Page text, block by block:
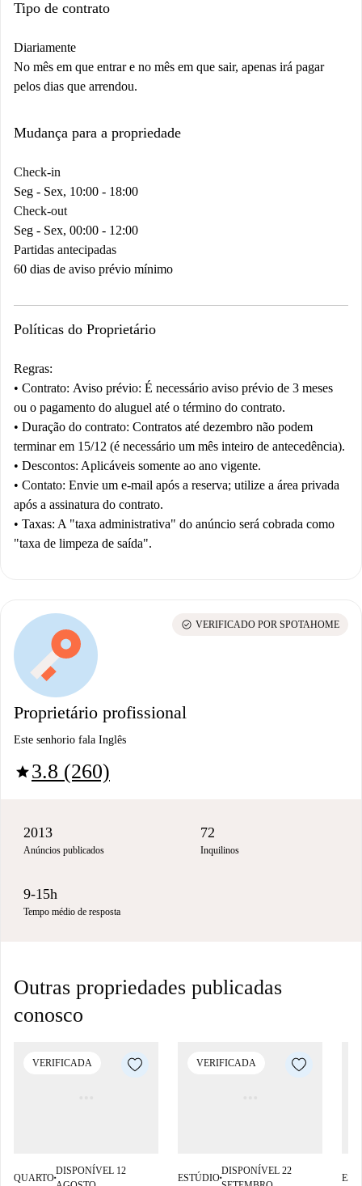
Tipo de contrato
Diariamente
No mês em que entrar e no mês em que sair, apenas irá pagar
pelos dias que arrendou.
Mudança para a propriedade
Check-in
Seg - Sex, 10:00 - 18:00
Check-out
Seg - Sex, 00:00 - 12:00
Partidas antecipadas
60 dias de aviso prévio mínimo
Políticas do Proprietário
Regras:
• Contrato: Aviso prévio: É necessário aviso prévio de 3 meses
ou o pagamento do aluguel até o término do contrato.
• Duração do contrato: Contratos até dezembro não podem
terminar em 15/12 (é necessário um mês inteiro de antecedência).
• Descontos: Aplicáveis somente ao ano vigente.
• Contato: Envie um e-mail após a reserva; utilize a área privada
após a assinatura do contrato.
• Taxas: A "taxa administrativa" do anúncio será cobrada como
"taxa de limpeza de saída".
Proprietário profissional
Este senhorio fala Inglês
star3.8 (260)
check_circle VERIFICADO POR SPOTAHOME
2013
Anúncios publicados
72
Inquilinos
9-15h
Tempo médio de resposta
Outras propriedades publicadas
conosco
VERIFICADA
QUARTO■
DISPONÍVEL 12
VERIFICADA
ESTÚDIO■
DISPONÍVEL 22